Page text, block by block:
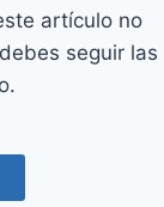
artículo no
seguir las